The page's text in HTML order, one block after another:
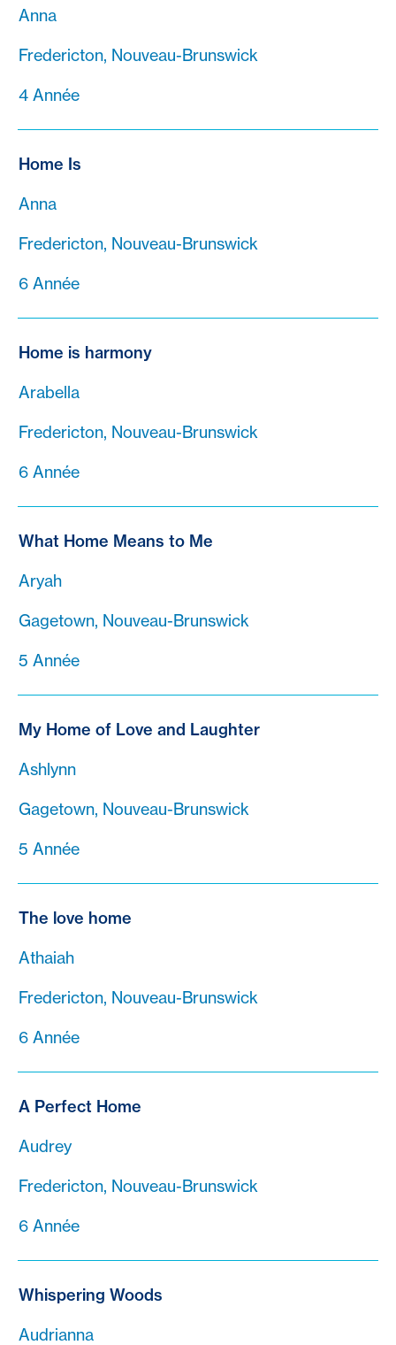
Anna
Fredericton, Nouveau-Brunswick
4 Année
Home Is
Anna
Fredericton, Nouveau-Brunswick
6 Année
Home is harmony
Arabella
Fredericton, Nouveau-Brunswick
6 Année
What Home Means to Me
Aryah
Gagetown, Nouveau-Brunswick
5 Année
My Home of Love and Laughter
Ashlynn
Gagetown, Nouveau-Brunswick
5 Année
The love home
Athaiah
Fredericton, Nouveau-Brunswick
6 Année
A Perfect Home
Audrey
Fredericton, Nouveau-Brunswick
6 Année
Whispering Woods
Audrianna